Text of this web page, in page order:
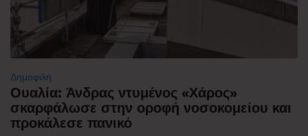
Δημοφιλή
Ουαλία: Άνδρας ντυμένος «Χάρος»
σκαρφάλωσε στην οροφή νοσοκομείου και
προκάλεσε πανικό